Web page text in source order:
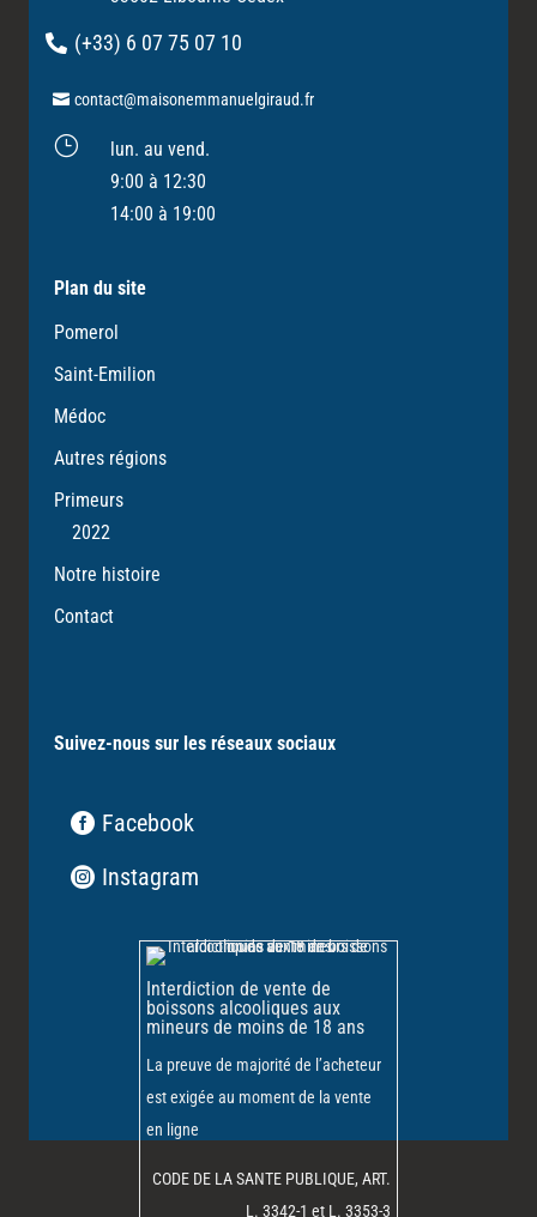
(+33) 6 07 75 07 10
contact@maisonemmanuelgiraud.fr
}
lun. au vend.
9:00 à 12:30
14:00 à 19:00
Plan du site
Pomerol
Saint-Emilion
Médoc
Autres régions
Primeurs
2022
Notre histoire
Contact
Suivez-nous sur les réseaux sociaux
Facebook
Instagram
Interdiction de vente de
boissons alcooliques aux
mineurs de moins de 18 ans
La preuve de majorité de l’acheteur
est exigée au moment de la vente
en ligne
CODE DE LA SANTE PUBLIQUE, ART.
L. 3342-1 et L. 3353-3